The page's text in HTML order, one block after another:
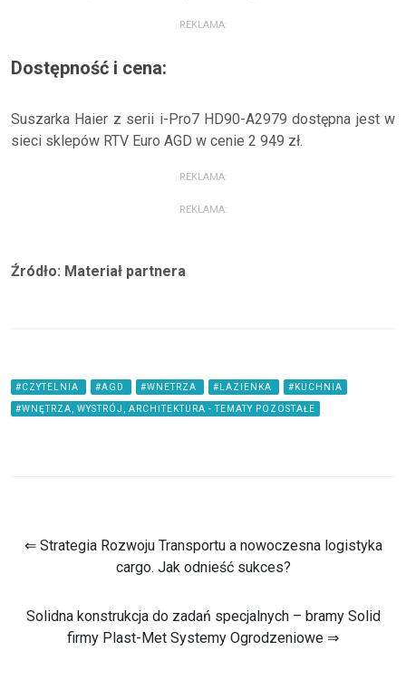
REKLAMA:
Dostępność i cena:
Suszarka Haier z serii i-Pro7 HD90-A2979 dostępna jest w
sieci sklepów RTV Euro AGD w cenie 2 949 zł.
REKLAMA:
REKLAMA:
Źródło: Materiał partnera
#CZYTELNIA #AGD #WNETRZA #LAZIENKA #KUCHNIA
#WNĘTRZA, WYSTRÓJ, ARCHITEKTURA - TEMATY POZOSTAŁE
⇐ Strategia Rozwoju Transportu a nowoczesna logistyka
cargo. Jak odnieść sukces?
Solidna konstrukcja do zadań specjalnych – bramy Solid
firmy Plast-Met Systemy Ogrodzeniowe ⇒